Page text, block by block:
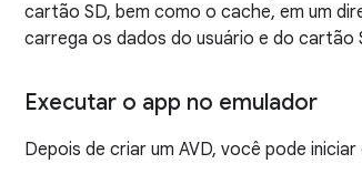
cartão SD, bem como o cache, em um
carrega os dados do usuário e do cartão
Executar o app no emulador
Depois de criar um AVD, você pode